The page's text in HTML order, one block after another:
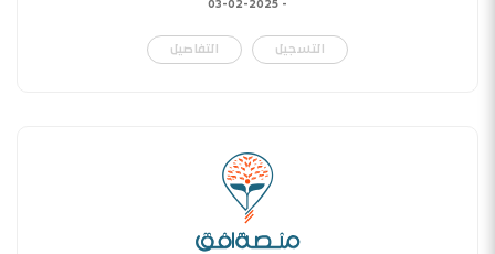
-
03-02-2025
التسجيل التفاصيل